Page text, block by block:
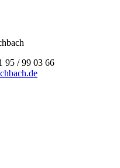
95 / 99 03 66